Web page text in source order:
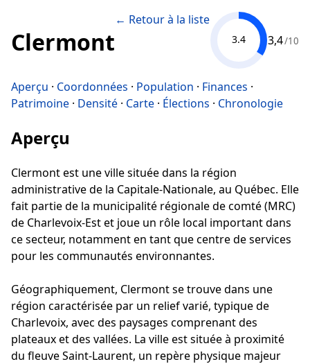
Clermont
← Retour à la liste
3.4 3,4/10
Aperçu · Coordonnées · Population · Finances ·
Patrimoine · Densité · Carte · Élections · Chronologie
Aperçu
Clermont est une ville située dans la région
administrative de la Capitale-Nationale, au Québec. Elle
fait partie de la municipalité régionale de comté (MRC)
de Charlevoix-Est et joue un rôle local important dans
ce secteur, notamment en tant que centre de services
pour les communautés environnantes.
Géographiquement, Clermont se trouve dans une
région caractérisée par un relief varié, typique de
Charlevoix, avec des paysages comprenant des
plateaux et des vallées. La ville est située à proximité
du fleuve Saint-Laurent, un repère physique majeur